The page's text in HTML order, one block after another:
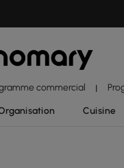
commercial |
Cuisine